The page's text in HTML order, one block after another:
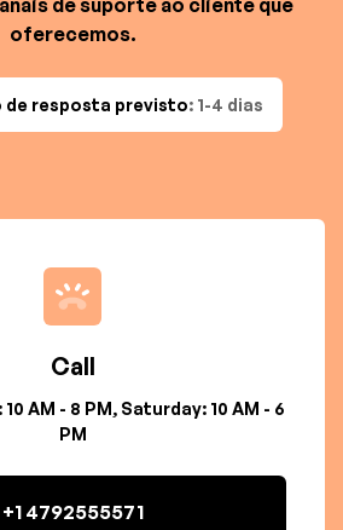
oferecemos.
de resposta previsto: 1-4 dias
Call
AM - 8 PM, Saturday: 10 AM - 6
PM
+1 4792555571